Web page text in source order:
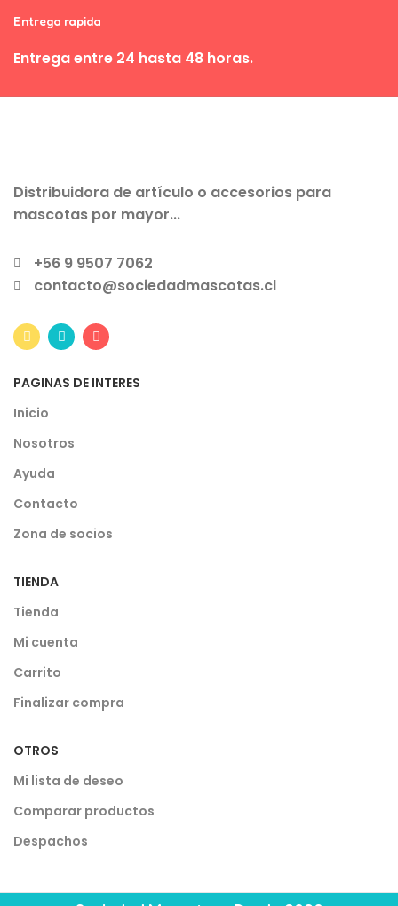
Entrega rapida
Entrega entre 24 hasta 48 horas.
Distribuidora de artículo o accesorios para
mascotas por mayor...
+56 9 9507 7062
contacto@sociedadmascotas.cl
PAGINAS DE INTERES
Inicio
Nosotros
Ayuda
Contacto
Zona de socios
TIENDA
Tienda
Mi cuenta
Carrito
Finalizar compra
OTROS
Mi lista de deseo
Comparar productos
Despachos